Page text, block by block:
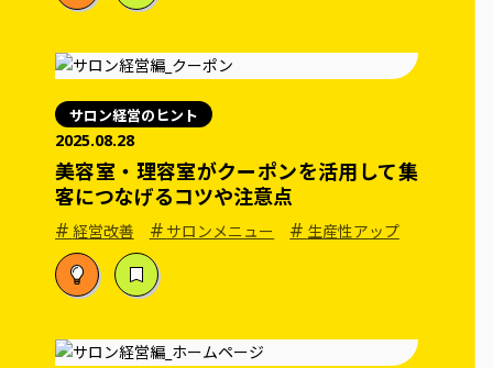
サロン経営のヒント
2025.08.28
美容室・理容室がクーポンを活用して集
客につなげるコツや注意点
# 経営改善 # サロンメニュー # 生産性アップ